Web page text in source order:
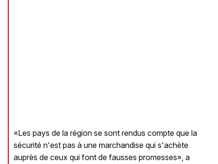
«Les pays de la région se sont rendus compte que la
sécurité n'est pas à une marchandise qui s'achète
auprès de ceux qui font de fausses promesses», a